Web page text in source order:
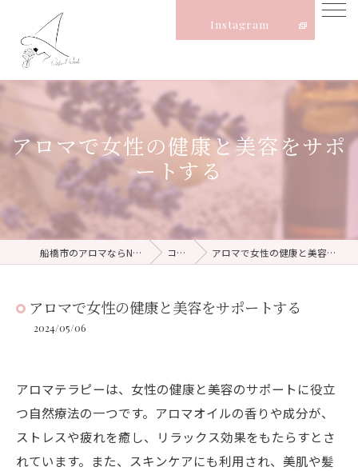
Instagram
アロマで女性の健康と美容をサポ
ートする
船橋市のアロマならNatural Witch コラム アロマで女性の健康と美容をサポートする
アロマで女性の健康と美容をサポートする
2024/05/06
アロマテラピーは、女性の健康と美容のサポートに役立
つ自然療法の一つです。アロマオイルの香りや成分が、
ストレスや疲れを癒し、リラックス効果をもたらすとさ
れています。また、スキンケアにも利用され、美肌や髪